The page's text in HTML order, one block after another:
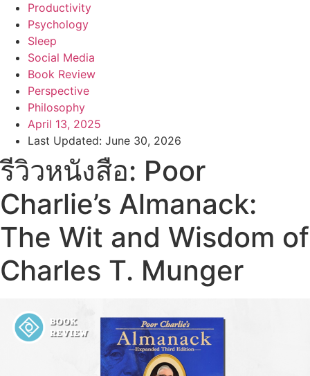
Productivity
Psychology
Sleep
Social Media
Book Review
Perspective
Philosophy
April 13, 2025
Last Updated: June 30, 2026
รีวิวหนังสือ: Poor
Charlie’s Almanack:
The Wit and Wisdom of
Charles T. Munger